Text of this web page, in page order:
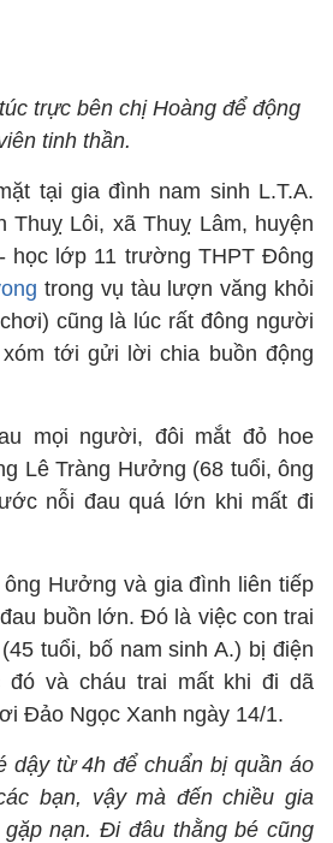
trực bên chị Hoàng để động
tinh thần.
tại gia đình nam sinh L.T.A.
Thuỵ Lôi, xã Thuỵ Lâm, huyện
học lớp 11 trường THPT Đông
trong vụ tàu lượn văng khỏi
cũng là lúc rất đông người
tới gửi lời chia buồn động
mọi người, đôi mắt đỏ hoe
Lê Tràng Hưởng (68 tuổi, ông
nỗi đau quá lớn khi mất đi
Hưởng và gia đình liên tiếp
buồn lớn. Đó là việc con trai
tuổi, bố nam sinh A.) bị điện
và cháu trai mất khi đi dã
Đảo Ngọc Xanh ngày 14/1.
dậy từ 4h để chuẩn bị quần áo
bạn, vậy mà đến chiều gia
nạn. Đi đâu thằng bé cũng